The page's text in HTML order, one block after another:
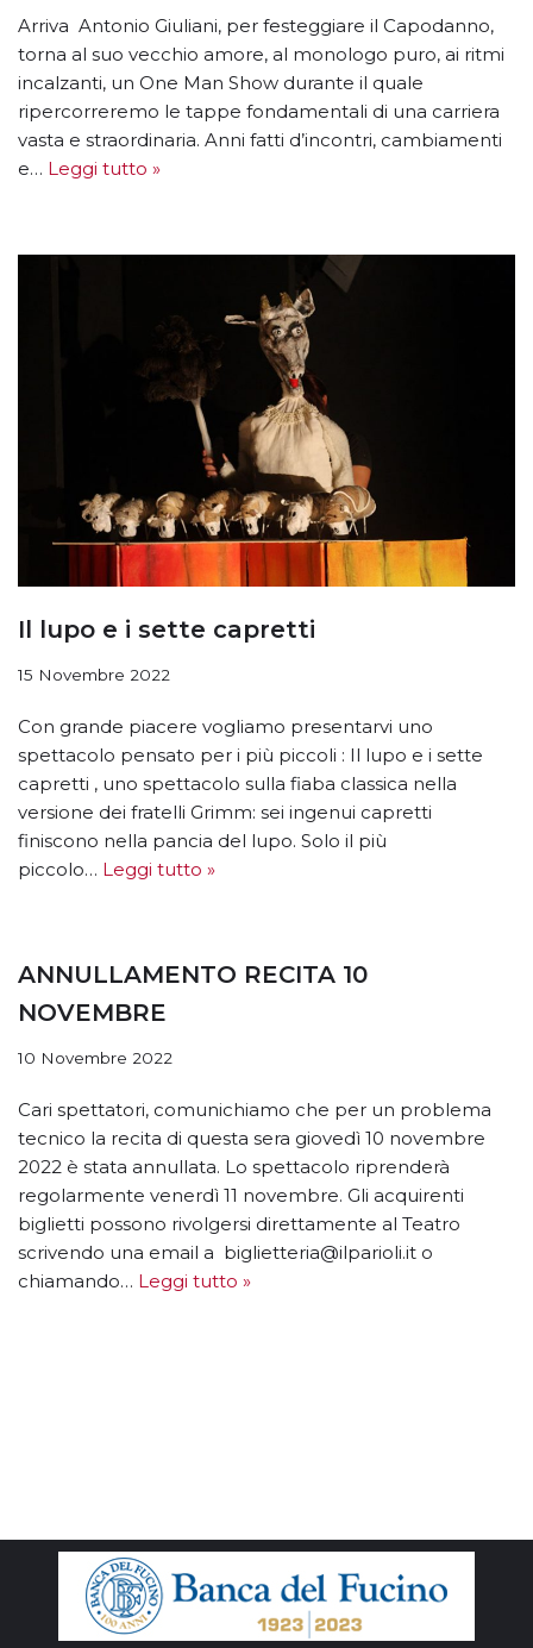
Arriva Antonio Giuliani, per festeggiare il Capodanno,
torna al suo vecchio amore, al monologo puro, ai ritmi
incalzanti, un One Man Show durante il quale
ripercorreremo le tappe fondamentali di una carriera
vasta e straordinaria. Anni fatti d’incontri, cambiamenti
e… Leggi tutto »
Il lupo e i sette capretti
15 Novembre 2022
Con grande piacere vogliamo presentarvi uno
spettacolo pensato per i più piccoli : Il lupo e i sette
capretti , uno spettacolo sulla fiaba classica nella
versione dei fratelli Grimm: sei ingenui capretti
finiscono nella pancia del lupo. Solo il più
piccolo… Leggi tutto »
ANNULLAMENTO RECITA 10
NOVEMBRE
10 Novembre 2022
Cari spettatori, comunichiamo che per un problema
tecnico la recita di questa sera giovedì 10 novembre
2022 è stata annullata. Lo spettacolo riprenderà
regolarmente venerdì 11 novembre. Gli acquirenti
biglietti possono rivolgersi direttamente al Teatro
scrivendo una email a biglietteria@ilparioli.it o
chiamando… Leggi tutto »